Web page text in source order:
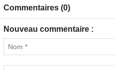
Commentaires (0)
Nouveau commentaire :